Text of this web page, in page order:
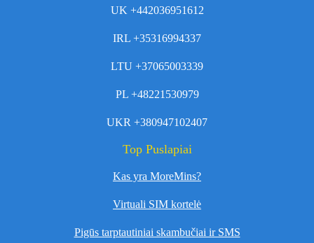
UK +442036951612
IRL +35316994337
LTU +37065003339
PL +48221530979
UKR +380947102407
Top Puslapiai
Kas yra MoreMins?
Virtuali SIM kortelė
Pigūs tarptautiniai skambučiai ir SMS